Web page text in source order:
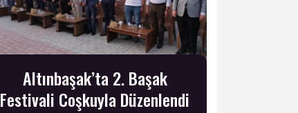
Altınbaşak’ta 2. Başak
Festivali Coşkuyla Düzenlendi